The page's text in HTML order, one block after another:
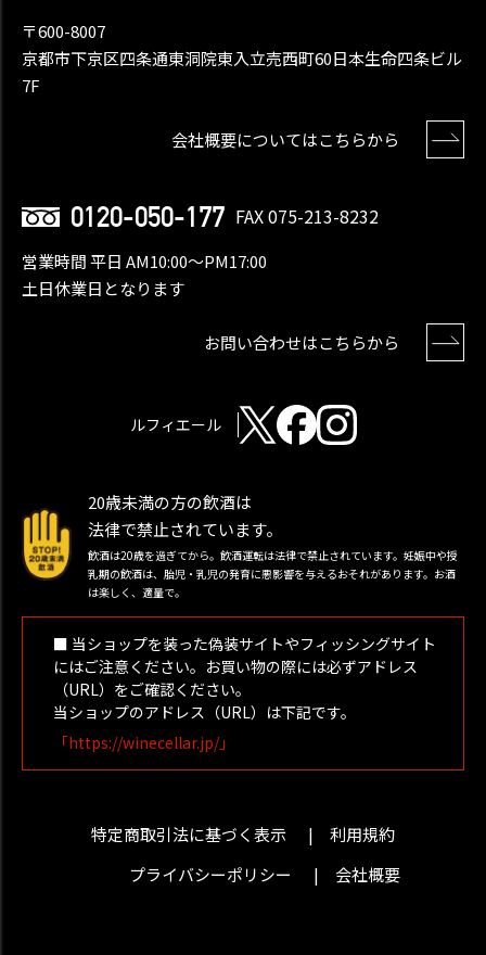
〒600-8007
京都市下京区四条通東洞院東入立売西町60日本生命四条ビル
7F
会社概要についてはこちらから
0120-050-177 FAX 075-213-8232
営業時間 平日 AM10:00〜PM17:00
土日休業日となります
お問い合わせはこちらから
ルフィエール
20歳未満の方の飲酒は
法律で禁止されています。
飲酒は20歳を過ぎてから。飲酒運転は法律で禁止されています。妊娠中や授
乳期の飲酒は、胎児・乳児の発育に悪影響を与えるおそれがあります。お酒
は楽しく、適量で。
■ 当ショップを装った偽装サイトやフィッシングサイト
にはご注意ください。お買い物の際には必ずアドレス
（URL）をご確認ください。
当ショップのアドレス（URL）は下記です。
「https://winecellar.jp/」
特定商取引法に基づく表示
利用規約
プライバシーポリシー
会社概要